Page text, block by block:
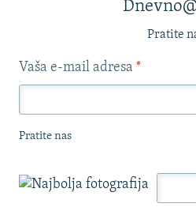
Pratite
Vaša e-mail adresa *
Pratite nas